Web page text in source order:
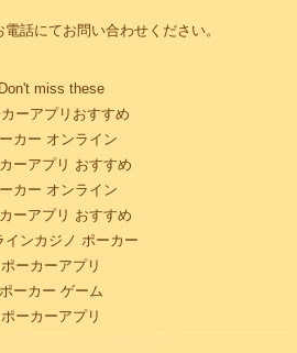
話にてお問い合わせください。
Don't miss these
ーアプリおすすめ
カー オンライン
ーアプリ おすすめ
カー オンライン
ーアプリ おすすめ
インカジノ ポーカー
ポーカーアプリ
ポーカー ゲーム
ポーカーアプリ